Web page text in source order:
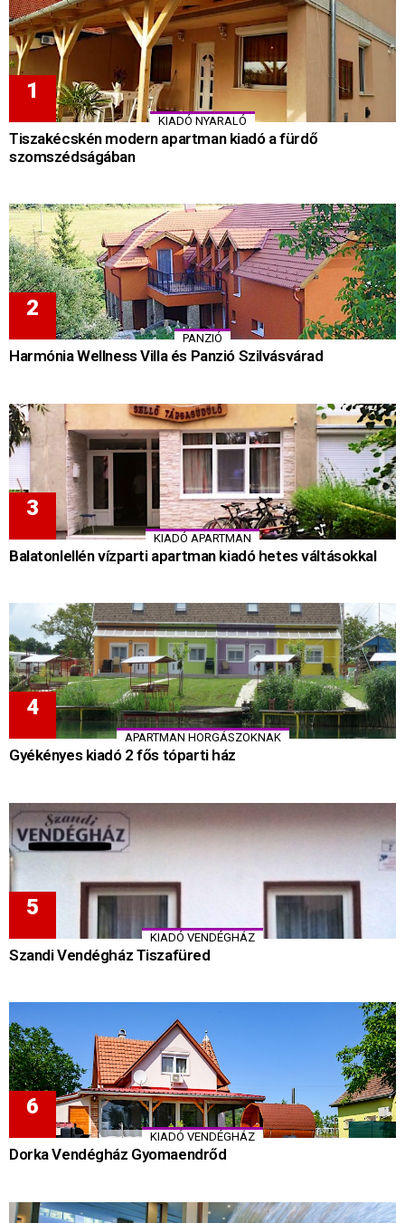
KIADÓ NYARALÓ
Tiszakécskén modern apartman kiadó a fürdő
szomszédságában
PANZIÓ
Harmónia Wellness Villa és Panzió Szilvásvárad
KIADÓ APARTMAN
Balatonlellén vízparti apartman kiadó hetes váltásokkal
APARTMAN HORGÁSZOKNAK
Gyékényes kiadó 2 fős tóparti ház
KIADÓ VENDÉGHÁZ
Szandi Vendégház Tiszafüred
KIADÓ VENDÉGHÁZ
Dorka Vendégház Gyomaendrőd